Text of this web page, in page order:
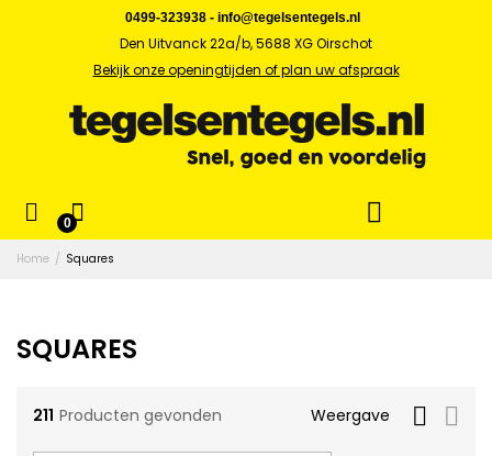
0499-323938 - info@tegelsentegels.nl
Den Uitvanck 22a/b, 5688 XG Oirschot
Bekijk onze openingtijden of plan uw afspraak
0
Home / Squares
SQUARES
211 Producten gevonden Weergave